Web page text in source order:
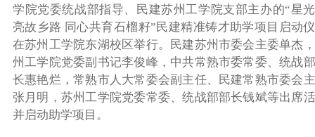
学院党委统战部指导、民建苏州工学院支部主办的“星
亮故乡路 同心共育石榴籽”民建精准铸才助学项目启动
在苏州工学院东湖校区举行。民建苏州市委会主委单杰，
州工学院党委副书记李俊峰，中共常熟市委常委、统战
长惠艳烂，常熟市人大常委会副主任、民建常熟市委会
张月明 ，苏州工学院党委常委、统战部部长钱斌等出席
并启动助学项目。